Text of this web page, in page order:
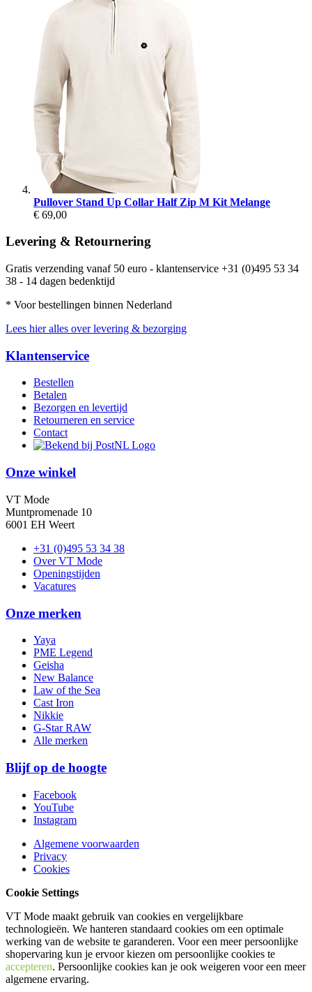
Pullover Stand Up Collar Half Zip M Kit Melange
€ 69,00
Levering & Retournering
Gratis verzending vanaf 50 euro - klantenservice +31 (0)495 53 34
38 - 14 dagen bedenktijd
* Voor bestellingen binnen Nederland
Lees hier alles over levering & bezorging
Klantenservice
Bestellen
Betalen
Bezorgen en levertijd
Retourneren en service
Contact
Onze winkel
VT Mode
Muntpromenade 10
6001 EH Weert
+31 (0)495 53 34 38
Over VT Mode
Openingstijden
Vacatures
Onze merken
Yaya
PME Legend
Geisha
New Balance
Law of the Sea
Cast Iron
Nikkie
G-Star RAW
Alle merken
Blijf op de hoogte
Facebook
YouTube
Instagram
Algemene voorwaarden
Privacy
Cookies
Cookie Settings
VT Mode maakt gebruik van cookies en vergelijkbare
technologieën. We hanteren standaard cookies om een optimale
werking van de website te garanderen. Voor een meer persoonlijke
shopervaring kun je ervoor kiezen om persoonlijke cookies te
accepteren. Persoonlijke cookies kan je ook weigeren voor een meer
algemene ervaring.